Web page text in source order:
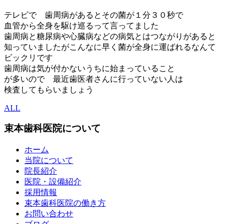
テレビで 歯周病があるとその菌が１分３０秒で
血管から全身を駆け巡るって言ってました
歯周病と糖尿病や心臓病などの病気とはつながりがあると
知っていましたがこんなに早く菌が全身に運ばれるなんて
ビックリです
歯周病は気が付かないうちに始まっていること
が多いので 最近歯医者さんに行っていない人は
検査してもらいましょう
ALL
束本歯科医院について
ホーム
当院について
院長紹介
医院・設備紹介
採用情報
束本歯科医院の働き方
お問い合わせ